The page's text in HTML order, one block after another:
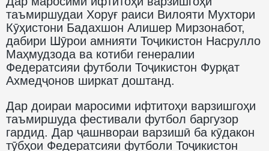
таъмиршудаи Хоруғ раиси Вилояти Мухтори
Кӯҳистони Бадахшон Алишер Мирзонабот,
дабири Шӯрои амнияти Тоҷикистон Насрулло
Маҳмудзода ва котиби генералии
Федератсияи футболи Тоҷикистон Фурқат
Ахмедҷонов ширкат доштанд.
Дар доираи маросими ифтитоҳи варзишгоҳи
таъмиршуда фестивали футбол баргузор
гардид. Дар ҷашнвораи варзишӣ ба кӯдакон
тӯбҳои Федератсияи футболи Тоҷикистон